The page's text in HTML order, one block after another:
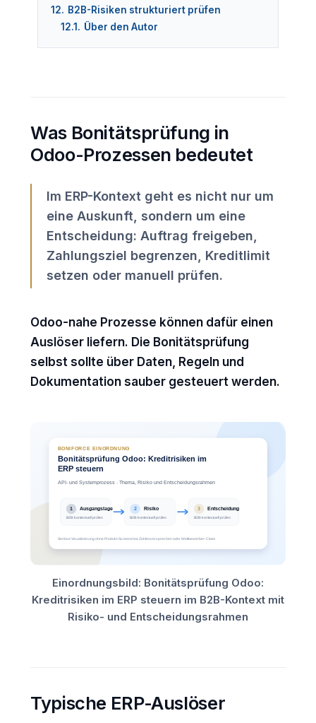
12. B2B-Risiken strukturiert prüfen
12.1. Über den Autor
Was Bonitätsprüfung in
Odoo-Prozessen bedeutet
Im ERP-Kontext geht es nicht nur um
eine Auskunft, sondern um eine
Entscheidung: Auftrag freigeben,
Zahlungsziel begrenzen, Kreditlimit
setzen oder manuell prüfen.
Odoo-nahe Prozesse können dafür einen
Auslöser liefern. Die Bonitätsprüfung
selbst sollte über Daten, Regeln und
Dokumentation sauber gesteuert werden.
Einordnungsbild: Bonitätsprüfung Odoo:
Kreditrisiken im ERP steuern im B2B-Kontext mit
Risiko- und Entscheidungsrahmen
Typische ERP-Auslöser